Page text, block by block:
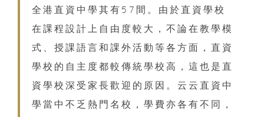
全港直資中學其有57間。由於直資學校
在課程設計上自由度較大，不論在教學模
式、授課語言和課外活動等各方面，直資
學校的自主度都較傳統學校高，這也是直
資學校深受家長歡迎的原因。云云直資中
學當中不乏熱門名校，學費亦各有不同，